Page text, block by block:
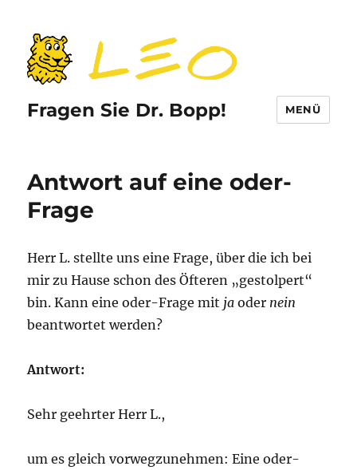
Fragen Sie Dr. Bopp! MENÜ
Antwort auf eine oder-
Frage
Herr L. stellte uns eine Frage, über die ich bei
mir zu Hause schon des Öfteren „gestolpert“
bin. Kann eine oder-Frage mit jaoder nein
beantwortet werden?
Antwort:
Sehr geehrter Herr L.,
um es gleich vorwegzunehmen: Eine oder-